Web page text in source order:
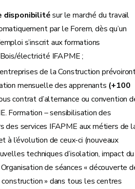
disponibilitésur le marché du travail
par le Forem, dès qu’un
s’inscrit aux formations
électricité IFAPME ;
de la Construction
mensuelle des apprenants (+100
contrat d’alternance ou convention
Formation – sensibilisation des
des services IFAPME aux métiers de
à l’évolution de ceux-ci (nouveaux
techniques d’isolation, impact du
de séances « découverte
» dans tous les centres